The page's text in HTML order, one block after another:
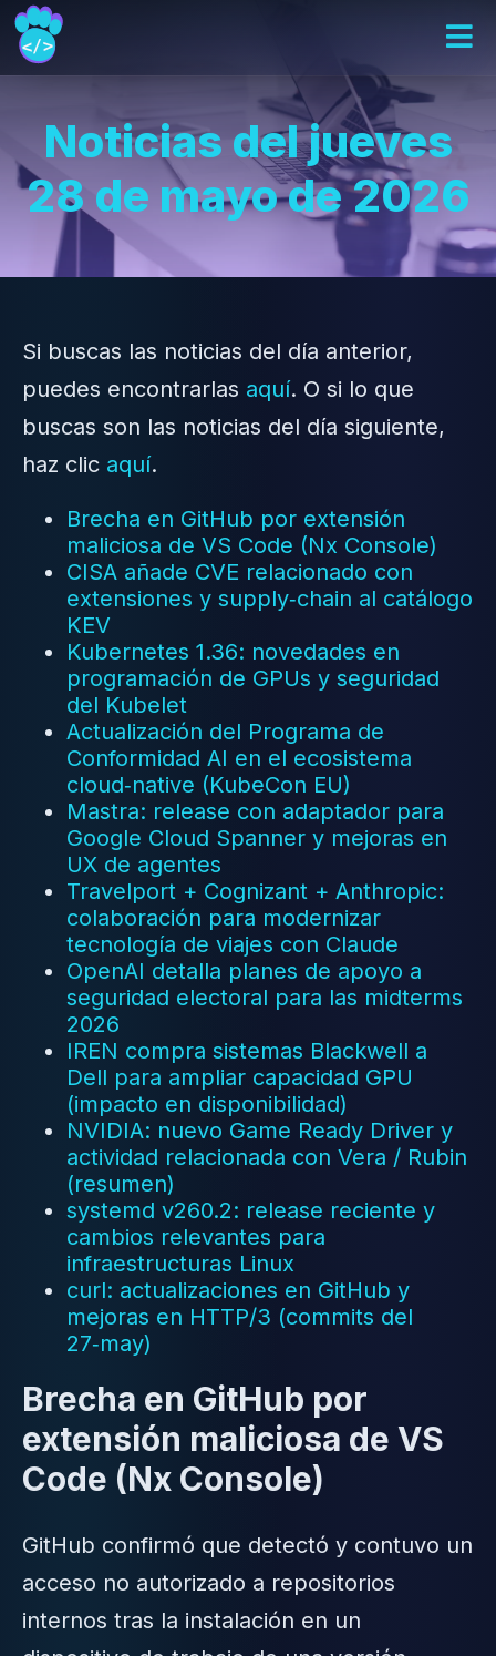
Noticias del jueves
28 de mayo de 2026
Si buscas las noticias del día anterior,
puedes encontrarlas aquí. O si lo que
buscas son las noticias del día siguiente,
haz clic aquí.
Brecha en GitHub por extensión
maliciosa de VS Code (Nx Console)
CISA añade CVE relacionado con
extensiones y supply‑chain al catálogo
KEV
Kubernetes 1.36: novedades en
programación de GPUs y seguridad
del Kubelet
Actualización del Programa de
Conformidad AI en el ecosistema
cloud‑native (KubeCon EU)
Mastra: release con adaptador para
Google Cloud Spanner y mejoras en
UX de agentes
Travelport + Cognizant + Anthropic:
colaboración para modernizar
tecnología de viajes con Claude
OpenAI detalla planes de apoyo a
seguridad electoral para las midterms
2026
IREN compra sistemas Blackwell a
Dell para ampliar capacidad GPU
(impacto en disponibilidad)
NVIDIA: nuevo Game Ready Driver y
actividad relacionada con Vera / Rubin
(resumen)
systemd v260.2: release reciente y
cambios relevantes para
infraestructuras Linux
curl: actualizaciones en GitHub y
mejoras en HTTP/3 (commits del
27‑may)
Brecha en GitHub por
extensión maliciosa de VS
Code (Nx Console)
GitHub confirmó que detectó y contuvo un
acceso no autorizado a repositorios
internos tras la instalación en un